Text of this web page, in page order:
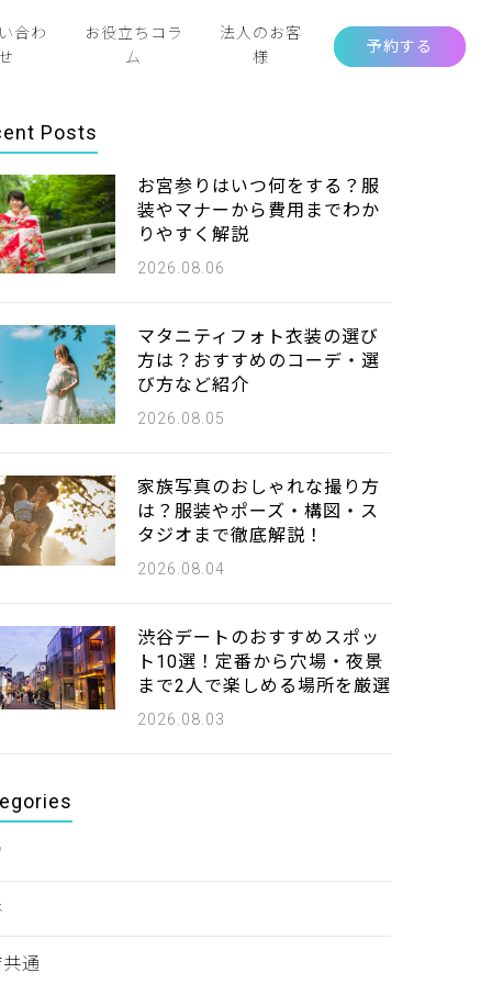
合わ
お役立ちコラ
ム
法人のお客
様
予約する
Posts
お宮参りはいつ何をする？服
装やマナーから費用までわか
りやすく解説
2026.08.06
マタニティフォト衣装の選び
方は？おすすめのコーデ・選
び方など紹介
2026.08.05
家族写真のおしゃれな撮り方
は？服装やポーズ・構図・ス
タジオまで徹底解説！
2026.08.04
渋谷デートのおすすめスポッ
ト10選！定番から穴場・夜景
まで2人で楽しめる場所を厳選
2026.08.03
通